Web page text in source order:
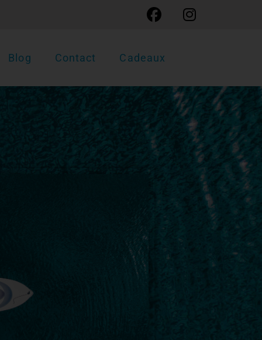
Blog Contact Cadeaux